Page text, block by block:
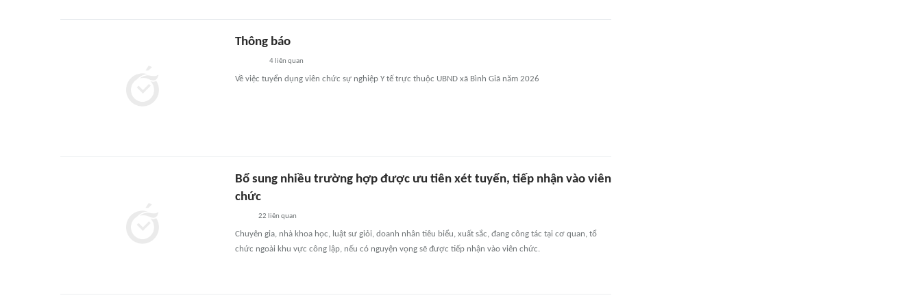
Thông báo
4 liên quan
Về việc tuyển dụng viên chức sự nghiệp Y tế trực thuộc UBND xã Bình Giã năm 2026
Bổ sung nhiều trường hợp được ưu tiên xét tuyển, tiếp nhận vào viên
chức
22 liên quan
Chuyên gia, nhà khoa học, luật sư giỏi, doanh nhân tiêu biểu, xuất sắc, đang công tác tại cơ quan, tổ
chức ngoài khu vực công lập, nếu có nguyện vọng sẽ được tiếp nhận vào viên chức.